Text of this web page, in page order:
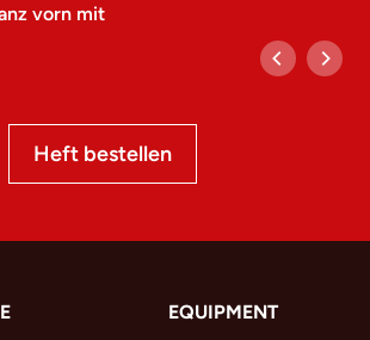
vorn mit
Heft bestellen
EQUIPMENT